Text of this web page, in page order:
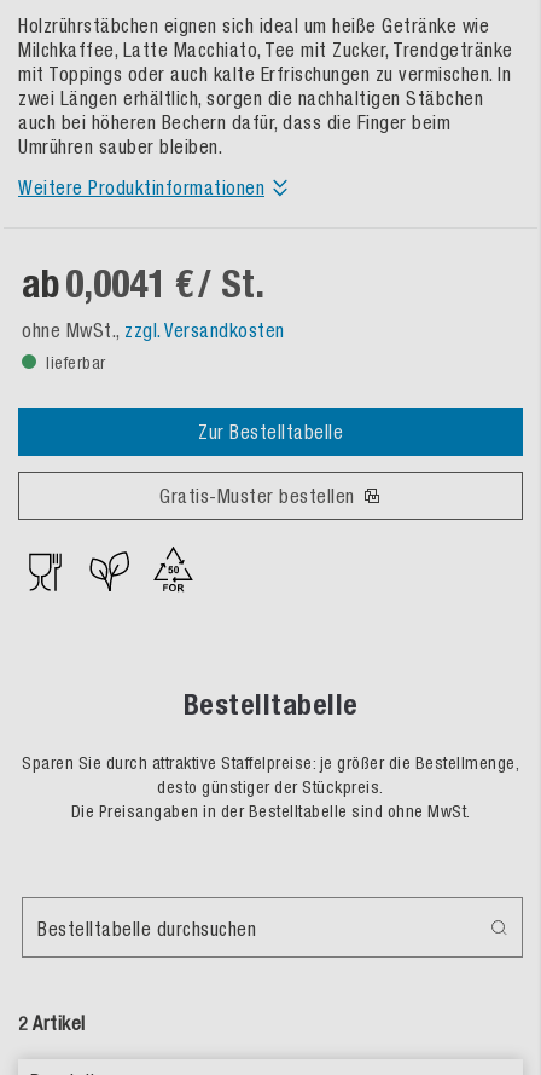
Holzrührstäbchen eignen sich ideal um heiße Getränke wie
Milchkaffee, Latte Macchiato, Tee mit Zucker, Trendgetränke
mit Toppings oder auch kalte Erfrischungen zu vermischen. In
zwei Längen erhältlich, sorgen die nachhaltigen Stäbchen
auch bei höheren Bechern dafür, dass die Finger beim
Umrühren sauber bleiben.
Weitere Produktinformationen
ab0,0041 €/ St.
ohne MwSt., zzgl. Versandkosten
lieferbar
Zur Bestelltabelle
Gratis-Muster bestellen
Bestelltabelle
Sparen Sie durch attraktive Staffelpreise: je größer die Bestellmenge,
desto günstiger der Stückpreis.
Die Preisangaben in der Bestelltabelle sind ohne MwSt.
2 Artikel
Bestelltabelle durchsuchen